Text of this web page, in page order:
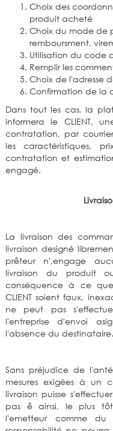
Choix des
produit acheté
Choix du mode de
remboursment,
Utilisation du code
Remplir les
Choix de l'adresse
Confirmation de la
Dans tout les cas, la
informera le CLIENT,
contratation, par
les caractéristiques,
contratation et
engagé.
La livraison des
livraison designé
prêteur n',engage
livraison du produit
conséquence à ce
CLIENT soient faux,
ne peut pas
l'entreprise d'envoi
l'absence du destinataire.
Sans préjudice de
mesures exigées à un
livraison puisse
pas ê ainsi, le plus
l'emetteur comme